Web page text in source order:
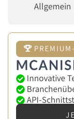
Allgemein
Innovative
API-